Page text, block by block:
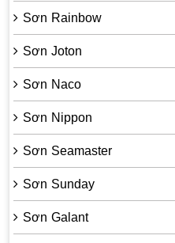
Sơn Rainbow
Sơn Joton
Sơn Naco
Sơn Nippon
Sơn Seamaster
Sơn Sunday
Sơn Galant